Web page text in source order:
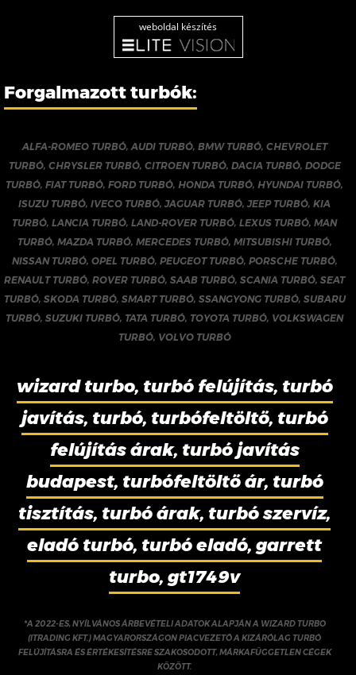
weboldal készítés
Forgalmazott turbók:
ALFA-ROMEO TURBÓ,AUDI TURBÓ, BMW TURBÓ, CHEVROLET
TURBÓ, CHRYSLER TURBÓ, CITROEN TURBÓ, DACIA TURBÓ, DODGE
TURBÓ,FIAT TURBÓ,FORD TURBÓ, HONDA TURBÓ, HYUNDAI TURBÓ,
ISUZU TURBÓ,IVECO TURBÓ,JAGUAR TURBÓ,JEEP TURBÓ,KIA
TURBÓ,LANCIA TURBÓ,LAND-ROVER TURBÓ,LEXUS TURBÓ,MAN
TURBÓ, MAZDA TURBÓ, MERCEDES TURBÓ, MITSUBISHI TURBÓ,
NISSAN TURBÓ, OPEL TURBÓ, PEUGEOT TURBÓ, PORSCHE TURBÓ,
RENAULT TURBÓ,ROVER TURBÓ,SAAB TURBÓ,SCANIA TURBÓ,SEAT
TURBÓ, SKODA TURBÓ, SMART TURBÓ, SSANGYONG TURBÓ, SUBARU
TURBÓ,SUZUKI TURBÓ, TATA TURBÓ, TOYOTA TURBÓ, VOLKSWAGEN
TURBÓ, VOLVO TURBÓ
wizard turbo, turbó felújítás, turbó
javítás, turbó, turbófeltöltő, turbó
felújítás árak, turbó javítás
budapest, turbófeltöltő ár, turbó
tisztítás, turbó árak, turbó szervíz,
eladó turbó, turbó eladó, garrett
turbo, gt1749v
*A 2022-ES, NYÍLVÁNOS ÁRBEVÉTELI ADATOK ALAPJÁN A WIZARD TURBO
(ITRADING KFT.) MAGYARORSZÁGON PIACVEZETŐ A KIZÁRÓLAG TURBÓ
FELÚJÍTÁSRA ÉS ÉRTÉKESÍTÉSRE SZAKOSODOTT, MÁRKAFÜGGETLEN CÉGEK
KÖZÖTT.